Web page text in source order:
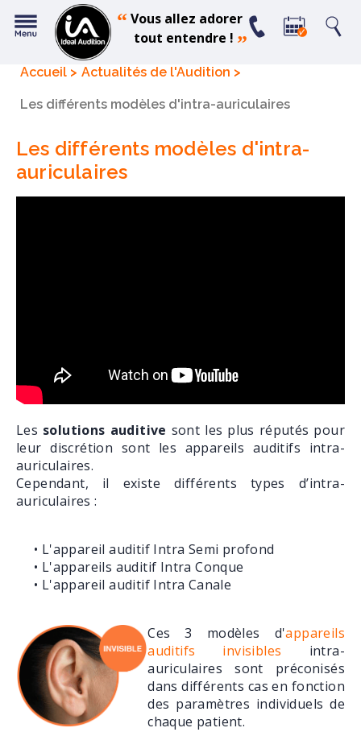
“Vous allez adorer
tout entendre ! ”
Accueil Actualités de l'Audition
Les différents modèles d'intra-auriculaires
Les différents modèles d'intra-
auriculaires
Les solutions auditive sont les plus réputés pour
leur discrétion sont les appareils auditifs intra-
auriculaires.
Cependant, il existe différents types d’intra-
auriculaires :
• L'appareil auditif Intra Semi profond
• L'appareils auditif Intra Conque
• L'appareil auditif Intra Canale
Ces 3 modèles d'appareils
auditifs invisibles intra-
auriculaires sont préconisés
dans différents cas en fonction
des paramètres individuels de
chaque patient.